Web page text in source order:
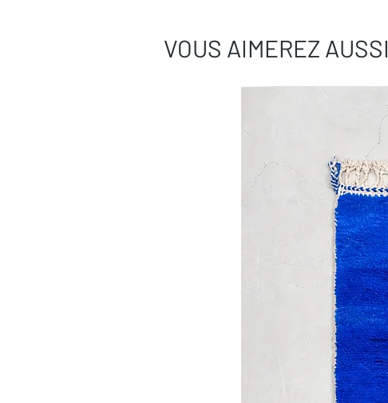
VOUS AIMEREZ AUSSI